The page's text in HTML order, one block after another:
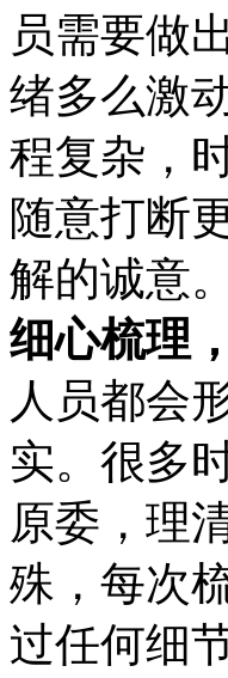
员需要做
绪多么激
程复杂，
随意打断
解的诚意。
细心梳理
人员都会
实。很多
原委，理
殊，每次
过任何细节